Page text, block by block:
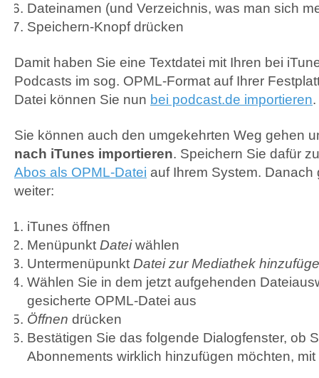
Dateinamen (und Verzeichnis, was man sich
Speichern-Knopf drücken
Damit haben Sie eine Textdatei mit Ihren bei
Podcasts im sog. OPML-Format auf Ihrer
Datei können Sie nun bei podcast.de importieren.
Sie können auch den umgekehrten Weg gehen
nach iTunes importieren. Speichern Sie dafür
Abos als OPML-Datei auf Ihrem System. Danach
weiter:
iTunes öffnen
Menüpunkt Dateiwählen
Untermenüpunkt Datei zur Mediathek
Wählen Sie in dem jetzt aufgehenden
gesicherte OPML-Datei aus
Öffnen drücken
Bestätigen Sie das folgende Dialogfenster, ob
Abonnements wirklich hinzufügen möchten, mit